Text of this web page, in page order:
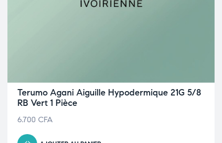
Terumo Agani Aiguille Hypodermique 21G 5/8
RB Vert 1 Pièce
6.700 CFA